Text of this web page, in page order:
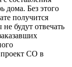
дома. Без этого
получится
будут отвечать
проект СО в